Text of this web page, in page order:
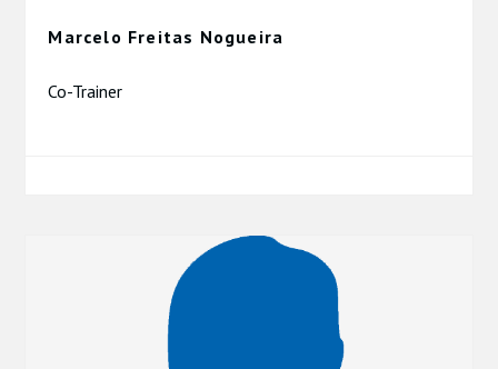
Marcelo Freitas Nogueira
Co-Trainer